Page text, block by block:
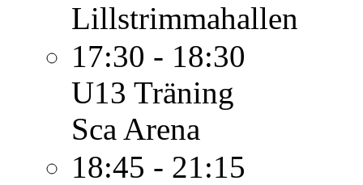
Lillstrimmahallen
17:30 - 18:30
U13 Träning
Sca Arena
18:45 - 21:15